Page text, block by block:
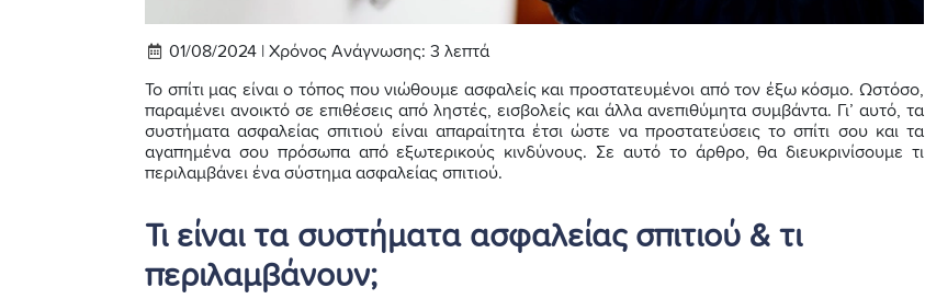
01/08/2024 | Χρόνος Ανάγνωσης: 3 λεπτά
Το σπίτι μας είναι ο τόπος που νιώθουμε ασφαλείς και προστατευμένοι από τον έξω κόσμο. Ωστόσο,
παραμένει ανοικτό σε επιθέσεις από ληστές, εισβολείς και άλλα ανεπιθύμητα συμβάντα. Γι’ αυτό, τα
συστήματα ασφαλείας σπιτιού είναι απαραίτητα έτσι ώστε να προστατεύσεις το σπίτι σου και τα
αγαπημένα σου πρόσωπα από εξωτερικούς κινδύνους. Σε αυτό το άρθρο, θα διευκρινίσουμε τι
περιλαμβάνει ένα σύστημα ασφαλείας σπιτιού.
Τι είναι τα συστήματα ασφαλείας σπιτιού & τι
περιλαμβάνουν;